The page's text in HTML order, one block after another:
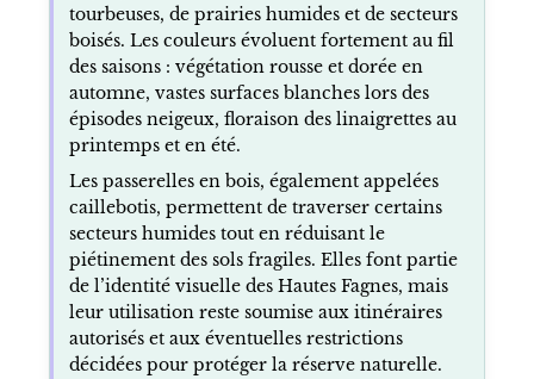
tourbeuses, de prairies humides et de secteurs
boisés. Les couleurs évoluent fortement au fil
des saisons : végétation rousse et dorée en
automne, vastes surfaces blanches lors des
épisodes neigeux, floraison des linaigrettes au
printemps et en été.
Les passerelles en bois, également appelées
caillebotis, permettent de traverser certains
secteurs humides tout en réduisant le
piétinement des sols fragiles. Elles font partie
de l’identité visuelle des Hautes Fagnes, mais
leur utilisation reste soumise aux itinéraires
autorisés et aux éventuelles restrictions
décidées pour protéger la réserve naturelle.